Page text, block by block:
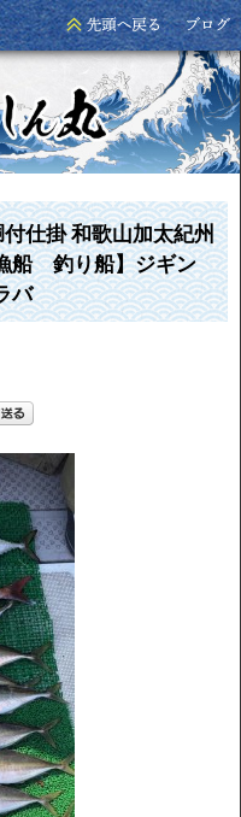
仕掛 和歌山加太紀州
船 釣り船】ジギン
バ